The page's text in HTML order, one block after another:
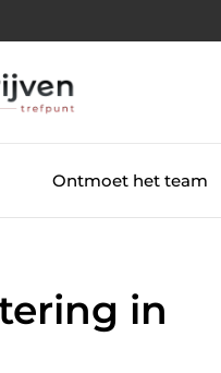
Ontmoet het team
in